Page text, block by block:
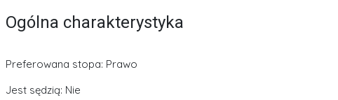
Ogólna charakterystyka
Preferowana stopa: Prawo
Jest sędzią: Nie